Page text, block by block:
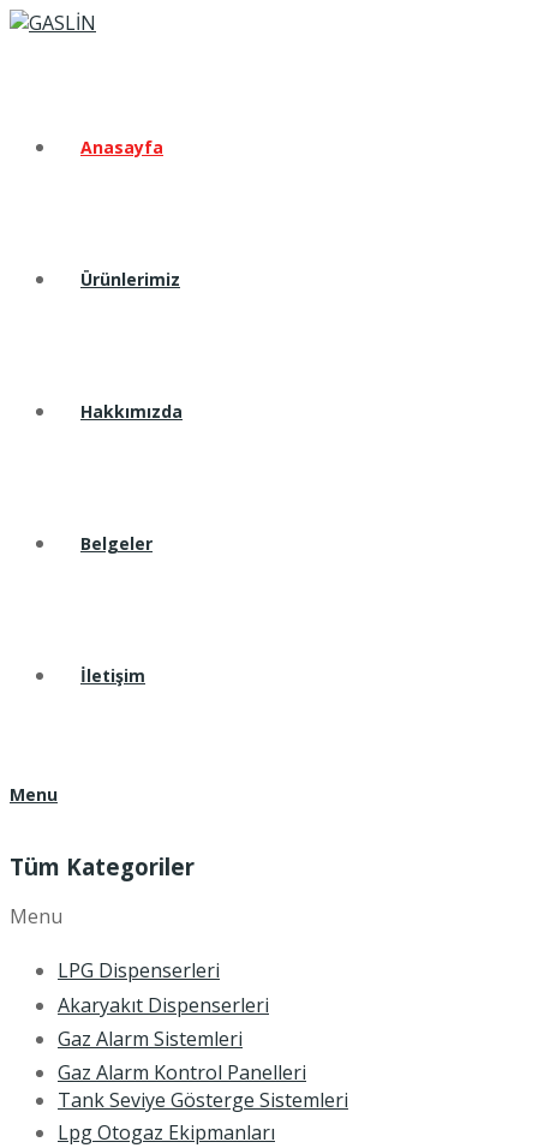
Anasayfa
Ürünlerimiz
Hakkımızda
Belgeler
İletişim
Menu
Tüm Kategoriler
Menu
LPG Dispenserleri
Akaryakıt Dispenserleri
Gaz Alarm Sistemleri
Gaz Alarm Kontrol Panelleri
Tank Seviye Gösterge Sistemleri
Lpg Otogaz Ekipmanları